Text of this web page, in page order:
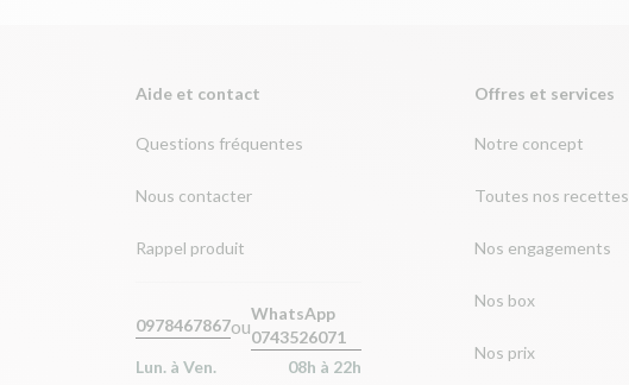
Aide et contact
Questions fréquentes
Nous contacter
Rappel produit
0978467867ou
WhatsApp
0743526071
Lun. à Ven.
08h à 22h
Offres et services
Notre concept
Toutes nos recettes
Nos engagements
Nos box
Nos prix